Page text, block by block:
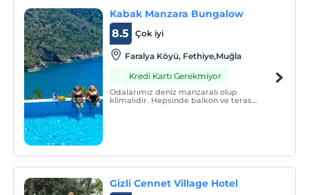
Kabak Manzara Bungalow
Çok iyi
8.5
Faralya Köyü, Fethiye,Muğla
Kredi Kartı Gerekmiyor
Odalarımız deniz manzaralı olup
klimalıdır. Hepsinde balkon ve teras
Gizli Cennet Village Hotel